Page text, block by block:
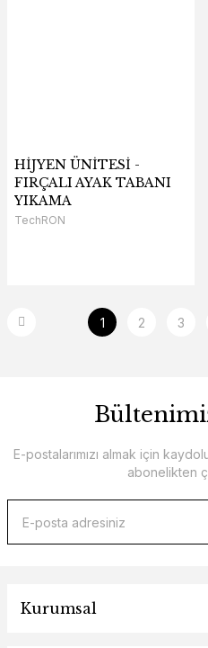
HİJYEN ÜNİTESİ -
FIRÇALI AYAK TABANI
YIKAMA
TechRON
1 2 3
E-postalarımızı almak için
abonelikten
Kurumsal